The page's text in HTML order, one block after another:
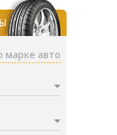
марке авто